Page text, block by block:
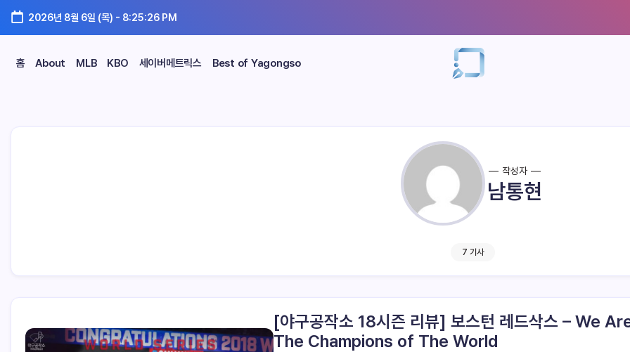
2026년 8월 6일 (목) - 8:25:27 PM
홈 About MLB KBO 세이버메트릭스 Best of Yagongso
작성자
남통현
7 기사
[야구공작소 18시즌 리뷰] 보스턴 레드삭스 – We
The Champions of The World